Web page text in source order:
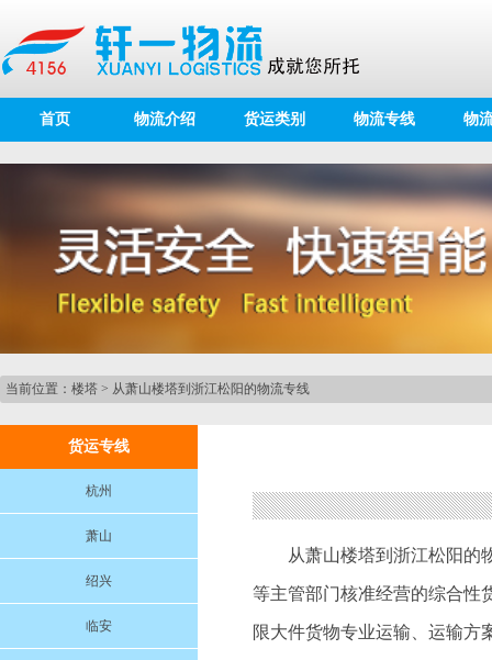
首页 物流介绍 货运类别 物流专线 物
当前位置： 楼塔 > 从萧山楼塔到浙江松阳的物流专线
货运专线
杭州
萧山
绍兴
临安
从萧山楼塔到浙江松阳的
等主管部门核准经营的综合性
限大件货物专业运输、运输方